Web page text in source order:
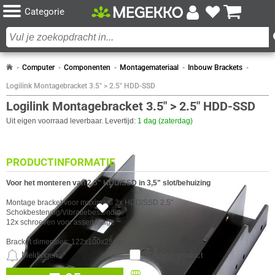
Categorie
Computer Componenten Montagemateriaal Inbouw Brackets
Logilink Montagebracket 3.5" > 2.5" HDD-SSD
Logilink Montagebracket 3.5" > 2.5" HDD-SSD
Uit eigen voorraad leverbaar. Levertijd: 1 dag (zaterdag)
9x
Vergelijk product
Meldingen
PRODUCTINFORMATIE
Voor het monteren van 2,5" HDD/SSD in 3,5" slot/behuizing
Montage bracket voor maximaal 2x HDD/SSD 2.5"
Schokbestendig/Vibratiebestendig.
12x schroeven voor assemblage
Bracket dimensies: 122x100x25mm